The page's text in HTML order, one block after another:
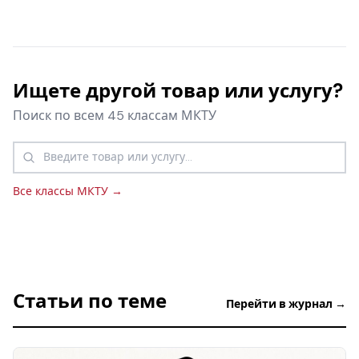
Ищете другой товар или услугу?
Поиск по всем 45 классам МКТУ
Все классы МКТУ →
Статьи по теме Перейти в журнал →